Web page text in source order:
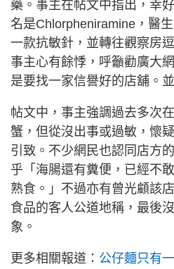
藥。事主在帖文中指出，幸
名是Chlorpheniramine，醫
一款抗敏針，並轉往觀察房
事主心有餘悸，呼籲勸廣大
是要找一家信譽好的店舖。
帖文中，事主強調過去多次
蟹，但從沒出事或過敏，懷
引致。不少網民也認同店方
乎「海腸還有糞便，已經不
熟食。」不過亦有曾光顧該
食品的客人公道地稱，最後
象。
更多相關報道： 公仔麵只有